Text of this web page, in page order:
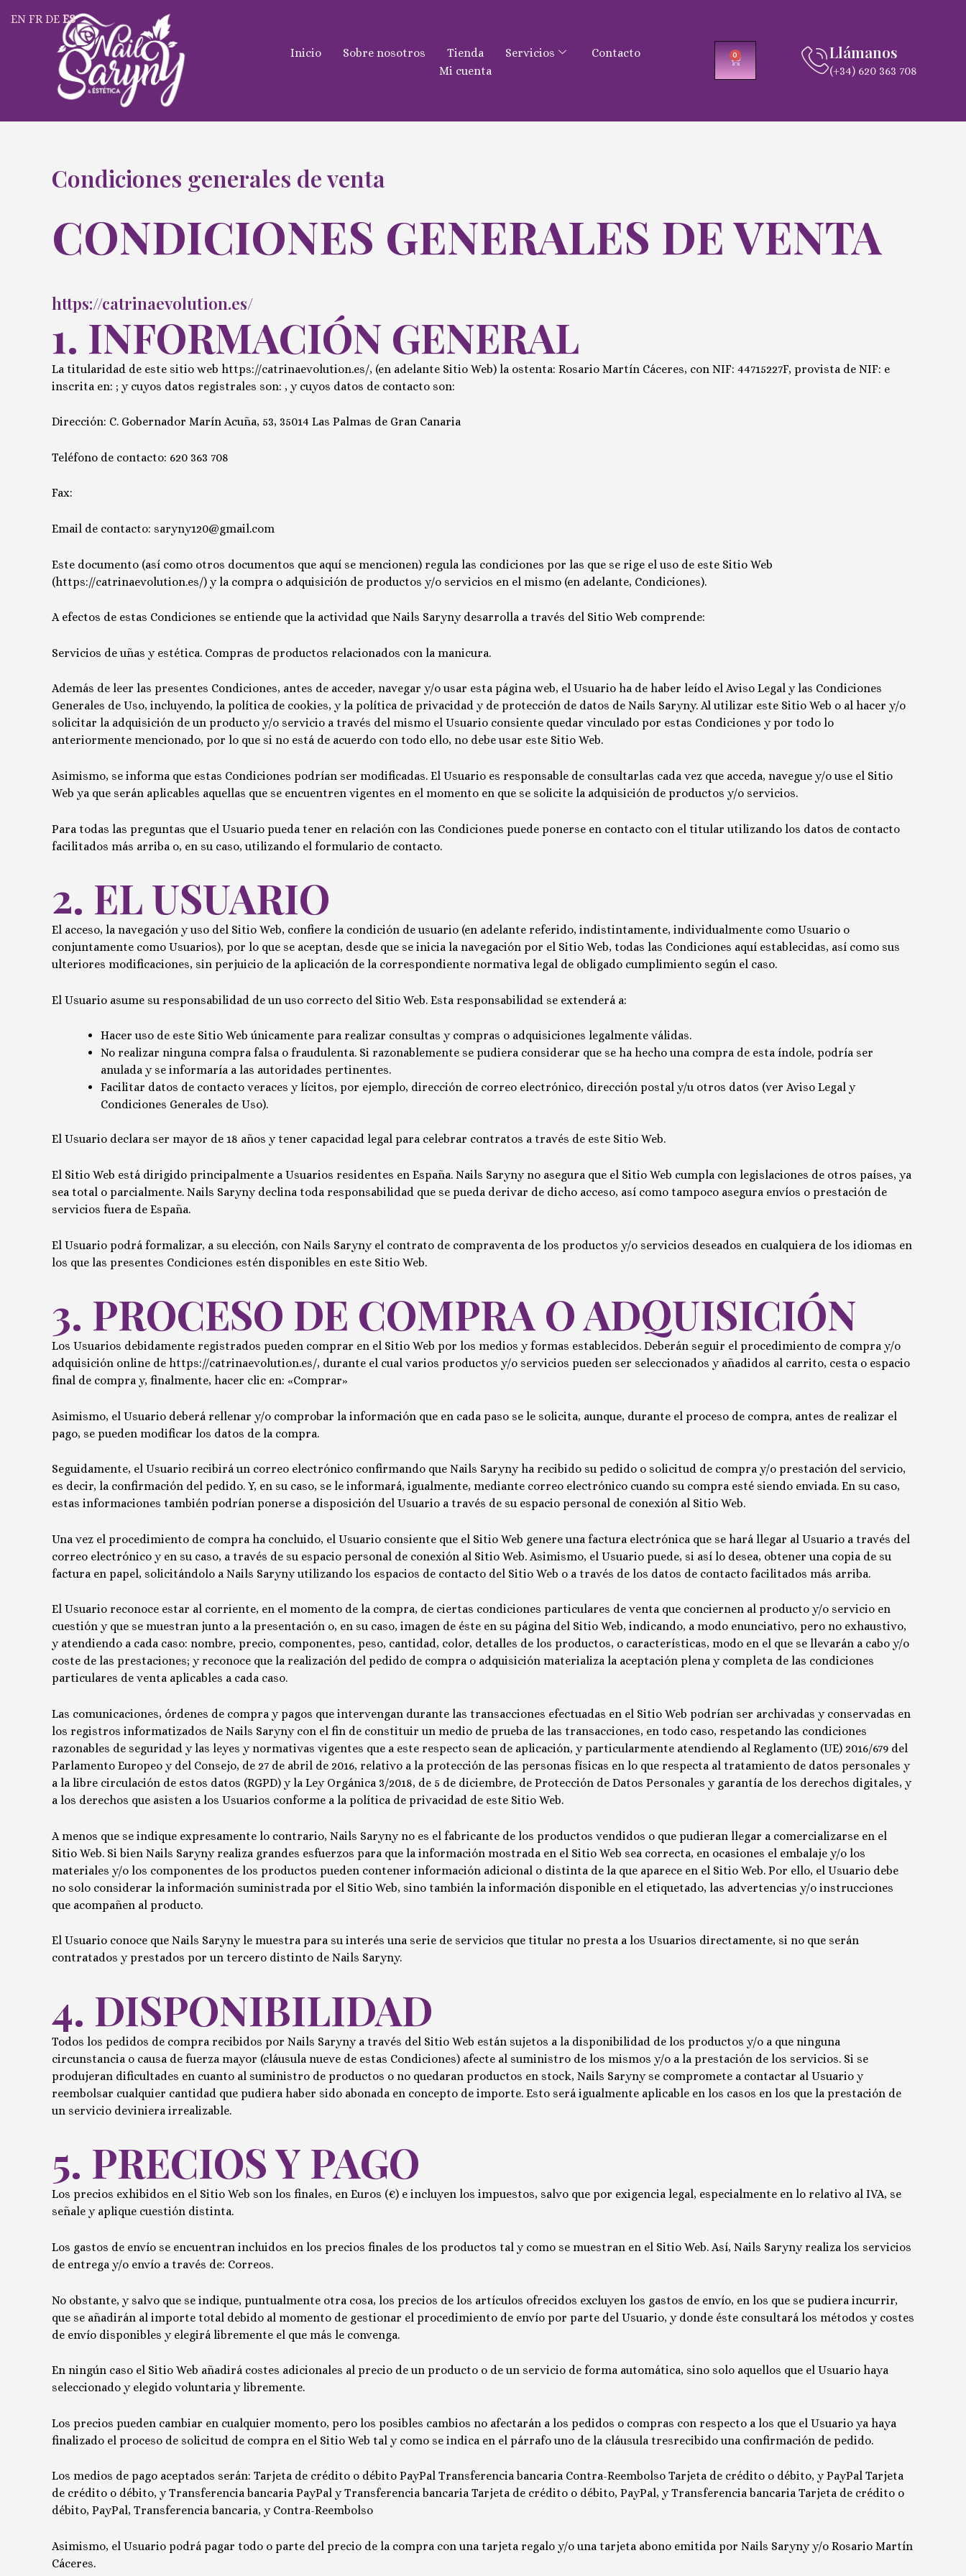
Inicio
Sobre nosotros Tienda Servicios
Contacto
Mi cuenta
0
CARRITO
Llámanos
(+34) 620 363 708
Condiciones generales de venta
CONDICIONES GENERALES DE VENTA
https://catrinaevolution.es/
1. INFORMACIÓN GENERAL
La titularidad de este sitio web https://catrinaevolution.es/, (en adelante Sitio Web) la ostenta: Rosario Martín Cáceres, con NIF: 44715227F, provista de NIF: e
inscrita en: ; y cuyos datos registrales son: , y cuyos datos de contacto son:
Dirección: C. Gobernador Marín Acuña, 53, 35014 Las Palmas de Gran Canaria
Teléfono de contacto: 620 363 708
Fax:
Email de contacto: saryny120@gmail.com
Este documento (así como otros documentos que aquí se mencionen) regula las condiciones por las que se rige el uso de este Sitio Web
(https://catrinaevolution.es/) y la compra o adquisición de productos y/o servicios en el mismo (en adelante, Condiciones).
A efectos de estas Condiciones se entiende que la actividad que Nails Sarynydesarrolla a través del Sitio Web comprende:
Servicios de uñas y estética. Compras de productos relacionados con la manicura.
Además de leer las presentes Condiciones, antes de acceder, navegar y/o usar esta página web, el Usuario ha de haber leído el Aviso Legal y las Condiciones
Generales de Uso, incluyendo, la política de cookies, y la política de privacidad y de protección de datos de Nails Saryny. Al utilizar este Sitio Web o al hacer y/o
solicitar la adquisición de un producto y/o servicio a través del mismo el Usuario consiente quedar vinculado por estas Condiciones y por todo lo
anteriormente mencionado, por lo que si no está de acuerdo con todo ello, no debe usar este Sitio Web.
Asimismo, se informa que estas Condiciones podrían ser modificadas. El Usuario es responsable de consultarlas cada vez que acceda, navegue y/o use el Sitio
Web ya que serán aplicables aquellas que se encuentren vigentes en el momento en que se solicite la adquisición de productos y/o servicios.
Para todas las preguntas que el Usuario pueda tener en relación con las Condiciones puede ponerse en contacto con el titular utilizando los datos de contacto
facilitados más arriba o, en su caso, utilizando el formulario de contacto.
2. EL USUARIO
El acceso, la navegación y uso del Sitio Web, confiere la condición de usuario (en adelante referido, indistintamente, individualmente como Usuario o
conjuntamente como Usuarios), por lo que se aceptan, desde que se inicia la navegación por el Sitio Web, todas las Condiciones aquí establecidas, así como sus
ulteriores modificaciones, sin perjuicio de la aplicación de la correspondiente normativa legal de obligado cumplimiento según el caso.
El Usuario asume su responsabilidad de un uso correcto del Sitio Web. Esta responsabilidad se extenderá a:
Hacer uso de este Sitio Web únicamente para realizar consultas y compras o adquisiciones legalmente válidas.
No realizar ninguna compra falsa o fraudulenta. Si razonablemente se pudiera considerar que se ha hecho una compra de esta índole, podría ser
anulada y se informaría a las autoridades pertinentes.
Facilitar datos de contacto veraces y lícitos, por ejemplo, dirección de correo electrónico, dirección postal y/u otros datos (ver Aviso Legal y
Condiciones Generales de Uso).
El Usuario declara ser mayor de 18 años y tener capacidad legal para celebrar contratos a través de este Sitio Web.
El Sitio Web está dirigido principalmente a Usuarios residentes en España. Nails Sarynyno asegura que el Sitio Web cumpla con legislaciones de otros países, ya
sea total o parcialmente. Nails Sarynydeclina toda responsabilidad que se pueda derivar de dicho acceso, así como tampoco asegura envíos o prestación de
servicios fuera de España.
El Usuario podrá formalizar, a su elección, con Nails Sarynyel contrato de compraventa de los productos y/o servicios deseados en cualquiera de los idiomas en
los que las presentes Condiciones estén disponibles en este Sitio Web.
3. PROCESO DE COMPRA O ADQUISICIÓN
Los Usuarios debidamente registrados pueden comprar en el Sitio Web por los medios y formas establecidos. Deberán seguir el procedimiento de compra y/o
adquisición online de https://catrinaevolution.es/, durante el cual varios productos y/o servicios pueden ser seleccionados y añadidos al carrito, cesta o espacio
final de compra y, finalmente, hacer clic en: «Comprar»
Asimismo, el Usuario deberá rellenar y/o comprobar la información que en cada paso se le solicita, aunque, durante el proceso de compra, antes de realizar el
pago, se pueden modificar los datos de la compra.
Seguidamente, el Usuario recibirá un correo electrónico confirmando que Nails Sarynyha recibido su pedido o solicitud de compra y/o prestación del servicio,
es decir, la confirmación del pedido. Y, en su caso, se le informará, igualmente, mediante correo electrónico cuando su compra esté siendo enviada. En su caso,
estas informaciones también podrían ponerse a disposición del Usuario a través de su espacio personal de conexión al Sitio Web.
Una vez el procedimiento de compra ha concluido, el Usuario consiente que el Sitio Web genere una factura electrónica que se hará llegar al Usuario a través del
correo electrónico y en su caso, a través de su espacio personal de conexión al Sitio Web. Asimismo, el Usuario puede, si así lo desea, obtener una copia de su
factura en papel, solicitándolo a Nails Sarynyutilizando los espacios de contacto del Sitio Web o a través de los datos de contacto facilitados más arriba.
El Usuario reconoce estar al corriente, en el momento de la compra, de ciertas condiciones particulares de venta que conciernen al producto y/o servicio en
cuestión y que se muestran junto a la presentación o, en su caso, imagen de éste en su página del Sitio Web, indicando, a modo enunciativo, pero no exhaustivo,
y atendiendo a cada caso: nombre, precio, componentes, peso, cantidad, color, detalles de los productos, o características, modo en el que se llevarán a cabo y/o
coste de las prestaciones; y reconoce que la realización del pedido de compra o adquisición materializa la aceptación plena y completa de las condiciones
particulares de venta aplicables a cada caso.
Las comunicaciones, órdenes de compra y pagos que intervengan durante las transacciones efectuadas en el Sitio Web podrían ser archivadas y conservadas en
los registros informatizados de Nails Sarynycon el fin de constituir un medio de prueba de las transacciones, en todo caso, respetando las condiciones
razonables de seguridad y las leyes y normativas vigentes que a este respecto sean de aplicación, y particularmente atendiendo al Reglamento (UE) 2016/679 del
Parlamento Europeo y del Consejo, de 27 de abril de 2016, relativo a la protección de las personas físicas en lo que respecta al tratamiento de datos personales y
a la libre circulación de estos datos (RGPD) y la Ley Orgánica 3/2018, de 5 de diciembre, de Protección de Datos Personales y garantía de los derechos digitales, y
a los derechos que asisten a los Usuarios conforme a la política de privacidad de este Sitio Web.
A menos que se indique expresamente lo contrario, Nails Sarynyno es el fabricante de los productos vendidos o que pudieran llegar a comercializarse en el
Sitio Web. Si bien Nails Sarynyrealiza grandes esfuerzos para que la información mostrada en el Sitio Web sea correcta, en ocasiones el embalaje y/o los
materiales y/o los componentes de los productos pueden contener información adicional o distinta de la que aparece en el Sitio Web. Por ello, el Usuario debe
no solo considerar la información suministrada por el Sitio Web, sino también la información disponible en el etiquetado, las advertencias y/o instrucciones
que acompañen al producto.
El Usuario conoce que Nails Sarynyle muestra para su interés una serie de servicios que titular no presta a los Usuarios directamente, si no que serán
contratados y prestados por un tercero distinto de Nails Saryny.
4. DISPONIBILIDAD
Todos los pedidos de compra recibidos por Nails Sarynya través del Sitio Web están sujetos a la disponibilidad de los productos y/o a que ninguna
circunstancia o causa de fuerza mayor (cláusula nueve de estas Condiciones) afecte al suministro de los mismos y/o a la prestación de los servicios. Si se
produjeran dificultades en cuanto al suministro de productos o no quedaran productos en stock, Nails Sarynyse compromete a contactar al Usuario y
reembolsar cualquier cantidad que pudiera haber sido abonada en concepto de importe. Esto será igualmente aplicable en los casos en los que la prestación de
un servicio deviniera irrealizable.
5. PRECIOS Y PAGO
Los precios exhibidos en el Sitio Web son los finales, en Euros (€) e incluyen los impuestos, salvo que por exigencia legal, especialmente en lo relativo al IVA, se
señale y aplique cuestión distinta.
Los gastos de envío se encuentran incluidos en los precios finales de los productos tal y como se muestran en el Sitio Web. Así, Nails Sarynyrealiza los servicios
de entrega y/o envío a través de: Correos.
No obstante, y salvo que se indique, puntualmente otra cosa, los precios de los artículos ofrecidos excluyen los gastos de envío, en los que se pudiera incurrir,
que se añadirán al importe total debido al momento de gestionar el procedimiento de envío por parte del Usuario, y donde éste consultará los métodos y costes
de envío disponibles y elegirá libremente el que más le convenga.
En ningún caso el Sitio Web añadirá costes adicionales al precio de un producto o de un servicio de forma automática, sino solo aquellos que el Usuario haya
seleccionado y elegido voluntaria y libremente.
Los precios pueden cambiar en cualquier momento, pero los posibles cambios no afectarán a los pedidos o compras con respecto a los que el Usuario ya haya
finalizado el proceso de solicitud de compra en el Sitio Web tal y como se indica en el párrafo uno de la cláusula tresrecibido una confirmación de pedido.
Los medios de pago aceptados serán: Tarjeta de crédito o débito PayPal Transferencia bancaria Contra-Reembolso Tarjeta de crédito o débito, y PayPal Tarjeta
de crédito o débito, y Transferencia bancaria PayPal y Transferencia bancaria Tarjeta de crédito o débito, PayPal, y Transferencia bancaria Tarjeta de crédito o
débito, PayPal, Transferencia bancaria, y Contra-Reembolso
Asimismo, el Usuario podrá pagar todo o parte del precio de la compra con una tarjeta regalo y/o una tarjeta abono emitida por Nails Sarynyy/o Rosario Martín
Cáceres.
EN FR DE ES